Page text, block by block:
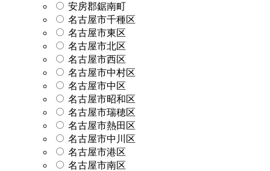
安房郡鋸南町
名古屋市千種区
名古屋市東区
名古屋市北区
名古屋市西区
名古屋市中村区
名古屋市中区
名古屋市昭和区
名古屋市瑞穂区
名古屋市熱田区
名古屋市中川区
名古屋市港区
名古屋市南区